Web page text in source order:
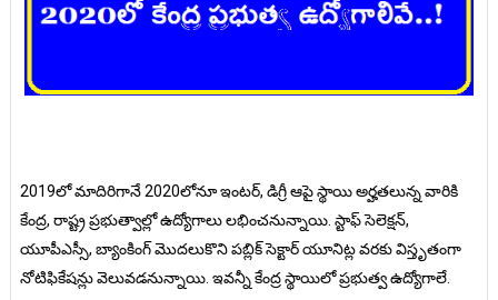
2019లో మాదిరిగానే 2020లోనూ ఇంటర్‌, డిగ్రీ ఆపై స్థాయి అర్హతలున్న వారికి
కేంద్ర, రాష్ట్ర ప్రభుత్వాల్లో ఉద్యోగాలు లభించనున్నాయి. స్టాఫ్‌ సెలెక్షన్‌,
యూపీఎస్సీ, బ్యాంకింగ్‌ మొదలుకొని పబ్లిక్‌ సెక్టార్‌ యూనిట్ల వరకు విస్తృతంగా
నోటిఫికేషన్లు వెలువడనున్నాయి. ఇవన్నీ కేంద్ర స్థాయిలో ప్రభుత్వ ఉద్యోగాలే.